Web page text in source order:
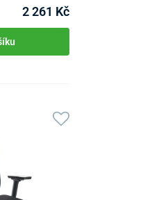
2 261 Kč